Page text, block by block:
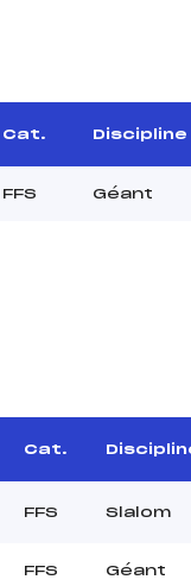
Cat. Discipline
FFS Géant
Cat.
FFS Slalom
FFS Géant